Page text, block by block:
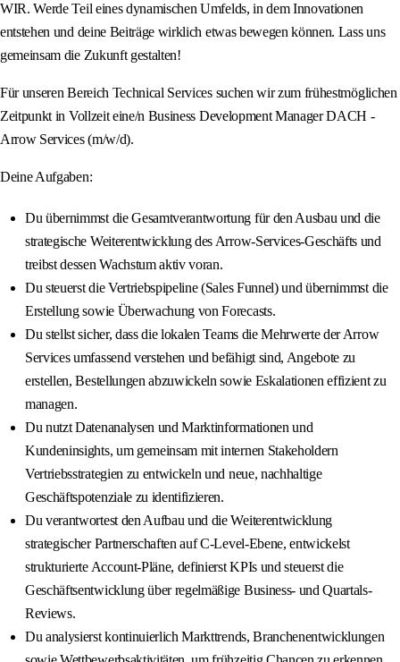
WIR. Werde Teil eines dynamischen Umfelds, in dem Innovationen
entstehen und deine Beiträge wirklich etwas bewegen können. Lass uns
gemeinsam die Zukunft gestalten!
Für unseren Bereich Technical Services suchen wir zum frühestmöglichen
Zeitpunkt in Vollzeit eine/n Business Development Manager DACH -
Arrow Services (m/w/d).
Deine Aufgaben:
Du übernimmst die Gesamtverantwortung für den Ausbau und die
strategische Weiterentwicklung des Arrow-Services-Geschäfts und
treibst dessen Wachstum aktiv voran.
Du steuerst die Vertriebspipeline (Sales Funnel) und übernimmst die
Erstellung sowie Überwachung von Forecasts.
Du stellst sicher, dass die lokalen Teams die Mehrwerte der Arrow
Services umfassend verstehen und befähigt sind, Angebote zu
erstellen, Bestellungen abzuwickeln sowie Eskalationen effizient zu
managen.
Du nutzt Datenanalysen und Marktinformationen und
Kundeninsights, um gemeinsam mit internen Stakeholdern
Vertriebsstrategien zu entwickeln und neue, nachhaltige
Geschäftspotenziale zu identifizieren.
Du verantwortest den Aufbau und die Weiterentwicklung
strategischer Partnerschaften auf C-Level-Ebene, entwickelst
strukturierte Account-Pläne, definierst KPIs und steuerst die
Geschäftsentwicklung über regelmäßige Business- und Quartals-
Reviews.
Du analysierst kontinuierlich Markttrends, Branchenentwicklungen